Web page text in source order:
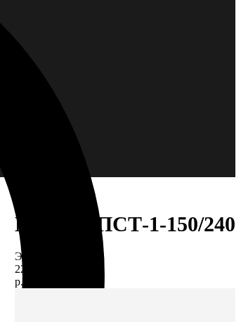
Муфта 5ПСТ-1-150/240
ЭС-00006877
2255,80
р.